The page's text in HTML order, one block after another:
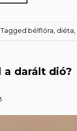
Tagged bélflóra diéta
a darált dió?